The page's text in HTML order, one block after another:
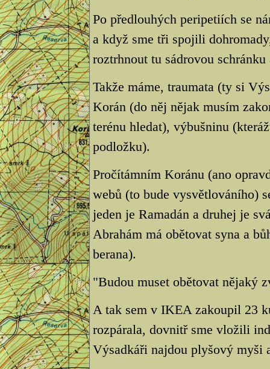
Po předlouhých peripetiích se
a když sme tři spojili
roztrhnout tu sádrovou
Takže máme, traumata (ty si
Korán (do něj nějak musím
terénu hledat), výbušninu
podložku).
Pročítámním Koránu (ano
webů (to bude vysvětlováního)
jeden je Ramadán a druhej je
Abrahám má obětovat syna a
berana).
"Budou muset obětovat nějaký
A tak sem v IKEA zakoupil 23
rozpárala, dovnitř sme vložili
Výsadkáři najdou plyšový myši